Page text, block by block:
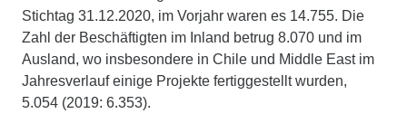
Stichtag 31.12.2020, im Vorjahr waren es 14.755. Die
Zahl der Beschäftigten im Inland betrug 8.070 und im
Ausland, wo insbesondere in Chile und Middle East im
Jahresverlauf einige Projekte fertiggestellt wurden,
5.054 (2019: 6.353).